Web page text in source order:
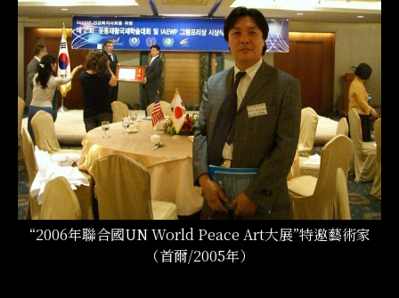
“2006年聯合國UN World Peace Art大展”特邀藝術家
（首爾/2005年）